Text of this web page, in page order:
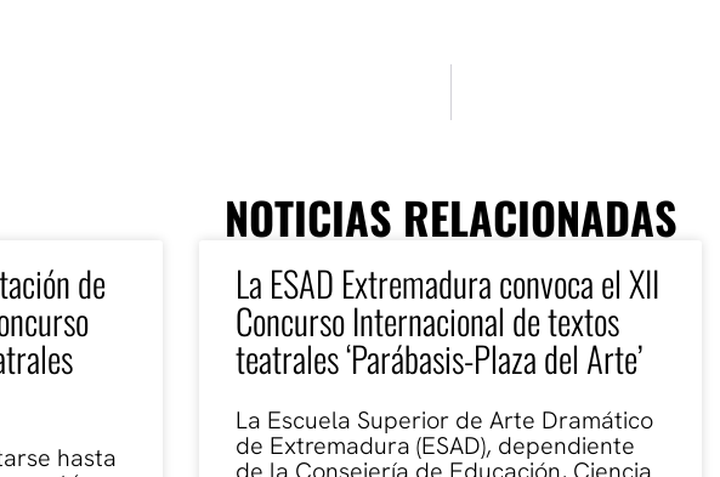
NOTICIAS RELACIONADAS
de
hasta
La ESAD Extremadura convoca el XII
Concurso Internacional de textos
teatrales ‘Parábasis-Plaza del Arte’
La Escuela Superior de Arte Dramático
de Extremadura (ESAD), dependiente